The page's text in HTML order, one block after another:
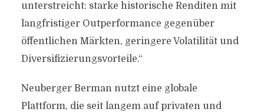
unterstreicht: starke historische Renditen mit
langfristiger Outperformance gegenüber
öffentlichen Märkten, geringere Volatilität und
Diversifizierungsvorteile.“
Neuberger Berman nutzt eine globale
Plattform, die seit langem auf privaten und